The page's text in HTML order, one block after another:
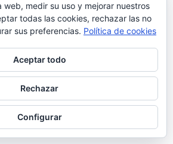
establecido hace mas de 35 años en
de diferentes proyectos
aplicaciones informáticas y
web, medir su uso y mejorar nuestros
todas las cookies, rechazar las no
sus preferencias. Política de cookies
Aceptar todo
Rechazar
Configurar